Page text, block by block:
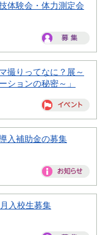
体験会・体力測定会
撮りってなに？展～
ションの秘密～」
入補助金の募集
入校生募集